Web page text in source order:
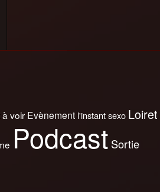
voir Evènement l'instant sexo Loiret
Podcast Sortie